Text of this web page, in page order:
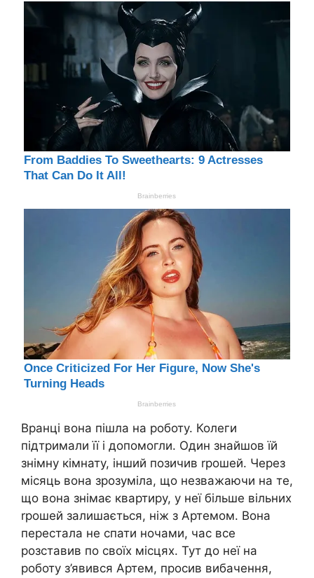
Вранці вона пішла на роботу. Колеги
підтримали її і допомогли. Один знайшов їй
знімну кімнату, інший позичив rрошей. Через
місяць вона зрозуміла, що незважаючи на те,
що вона знімає квартиру, у неї більше вільних
rрошей залишається, ніж з Артемом. Вона
перестала не спати ночами, час все
розставив по своїх місцях. Тут до неї на
роботу з’явився Артем, просив вибачення,